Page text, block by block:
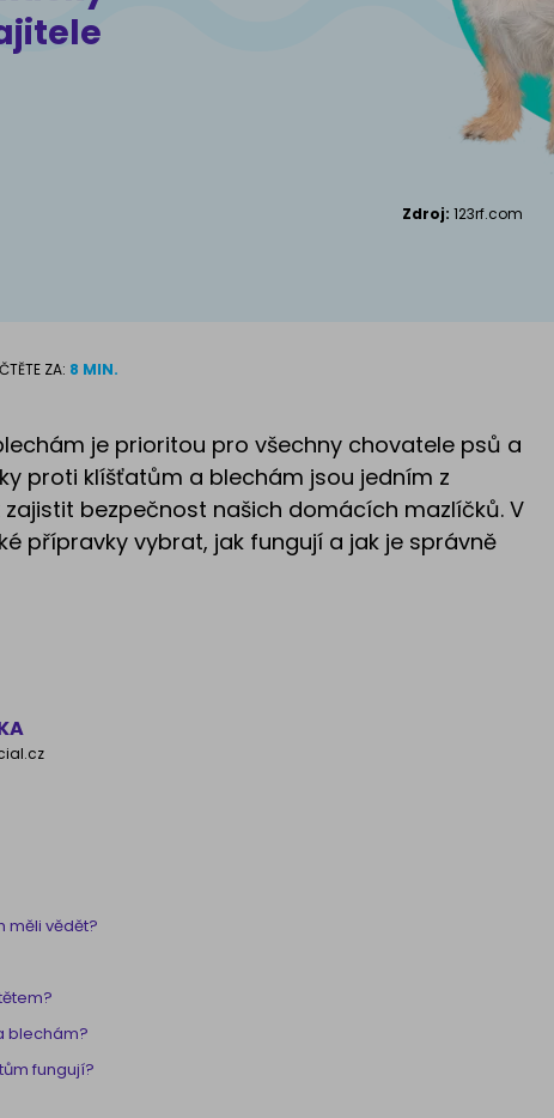
Kanadský
Zdroj: 123rf.com
ZA: 8 MIN.
je prioritou pro všechny chovatele psů a
proti klíšťatům a blechám jsou jedním z
bezpečnost našich domácích mazlíčků. V
přípravky vybrat, jak fungují a jak je správně
měli vědět?
blechám?
fungují?